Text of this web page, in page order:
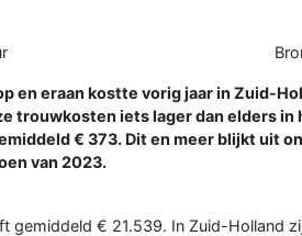
en eraan kostte vorig jaar in Zuid-
trouwkosten iets lager dan elders in
€ 373. Dit en meer blijkt uit
van 2023.
gemiddeld € 21.539. In Zuid-Holland